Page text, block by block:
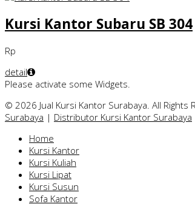
Kursi Kantor Subaru SB 304
Rp
detail
Please activate some Widgets.
© 2026 Jual Kursi Kantor Surabaya. All Rights
Surabaya | Distributor Kursi Kantor Surabaya
Home
Kursi Kantor
Kursi Kuliah
Kursi Lipat
Kursi Susun
Sofa Kantor